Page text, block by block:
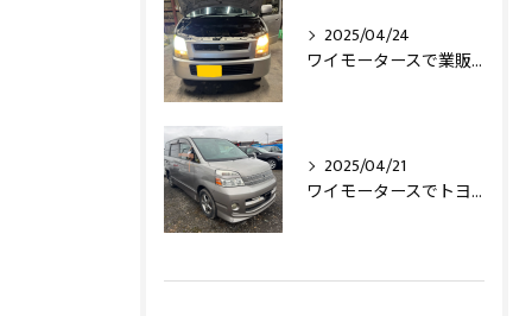
2025/04/24
ワイモータースで業販仕入れ出来ますライトコレクション信玄のLEDヘッドライトバルブを取り付け致しました‼️
2025/04/21
ワイモータースでトヨタヴォクシー買取させて頂きました‼️